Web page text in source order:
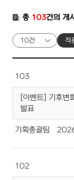
총 103건의 게
적
103
[이벤트] 기후
발표
기획총괄팀
102